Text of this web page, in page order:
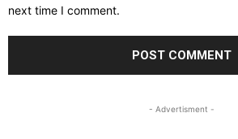
next time I comment.
- Advertisment -